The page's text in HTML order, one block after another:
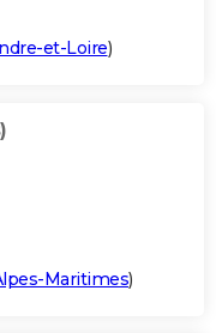
et-Loire)
Maritimes)